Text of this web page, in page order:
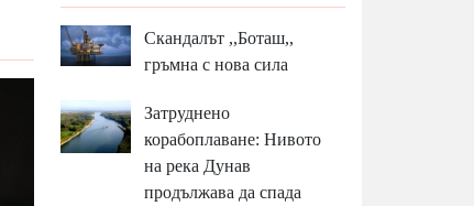
Скандалът ,,Боташ,,
гръмна с нова сила
Затруднено
корабоплаване: Нивото
на река Дунав
продължава да спада